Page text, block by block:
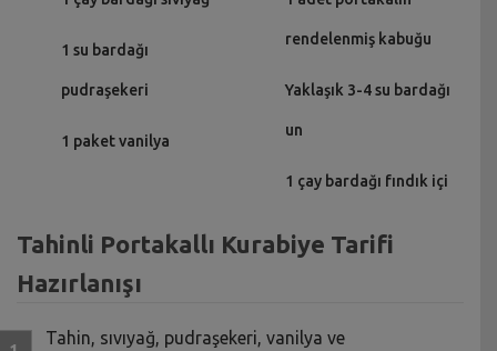
1 su bardağı
pudraşekeri
1 paket vanilya
rendelenmiş kabuğu
Yaklaşık 3-4 su bardağı
un
1 çay bardağı fındık içi
Tahinli Portakallı Kurabiye Tarifi
Hazırlanışı
Tahin, sıvıyağ, pudraşekeri, vanilya ve